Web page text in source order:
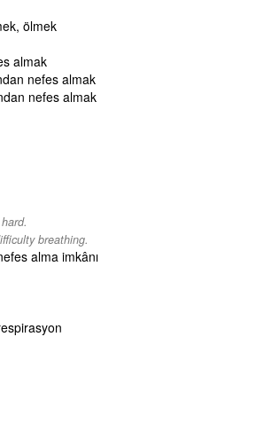
ölmek
almak
nefes almak
nefes almak
breathing.
alma imkânı